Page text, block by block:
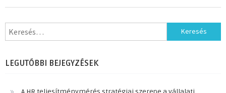
Keresés:
LEGUTÓBBI BEJEGYZÉSEK